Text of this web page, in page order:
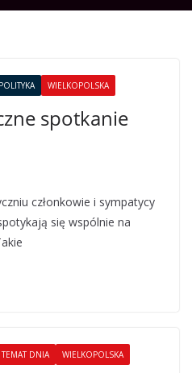
POLITYKA WIELKOPOLSKA
spotkanie
członkowie i sympatycy
się wspólnie na
TEMAT DNIA WIELKOPOLSKA